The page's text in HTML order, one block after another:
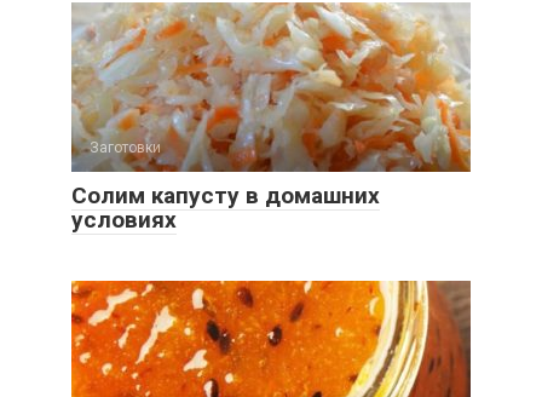
Заготовки
Солим капусту в домашних
условиях